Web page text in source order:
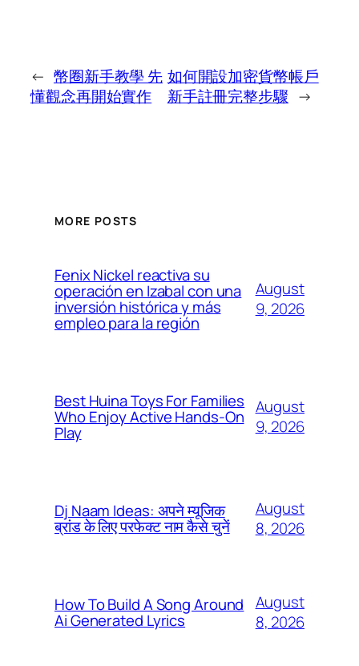
← 幣圈新手教學 先
懂觀念再開始實作
如何開設加密貨幣帳戶
新手註冊完整步驟 →
MORE POSTS
Fenix Nickel reactiva su
operación en Izabal con una
inversión histórica y más
empleo para la región
August
9, 2026
Best Huina Toys For Families
Who Enjoy Active Hands-On
Play
August
9, 2026
Dj Naam Ideas: अपने म्यूजिक
ब्रांड के लिए परफेक्ट नाम कैसे चुनें
August
8, 2026
How To Build A Song Around
Ai Generated Lyrics
August
8, 2026